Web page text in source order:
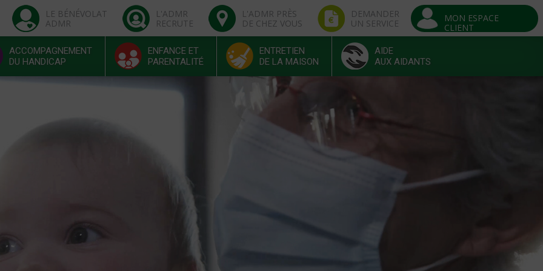
LE BÉNÉVOLAT
ADMR
L'ADMR
RECRUTE
L'ADMR PRÈS
DE CHEZ VOUS
DEMANDER
UN SERVICE
MON ESPACE
CLIENT
ACCOMPAGNEMENT
DU HANDICAP
ENFANCE ET
PARENTALITÉ
ENTRETIEN
DE LA MAISON
AIDE
AUX AIDANTS